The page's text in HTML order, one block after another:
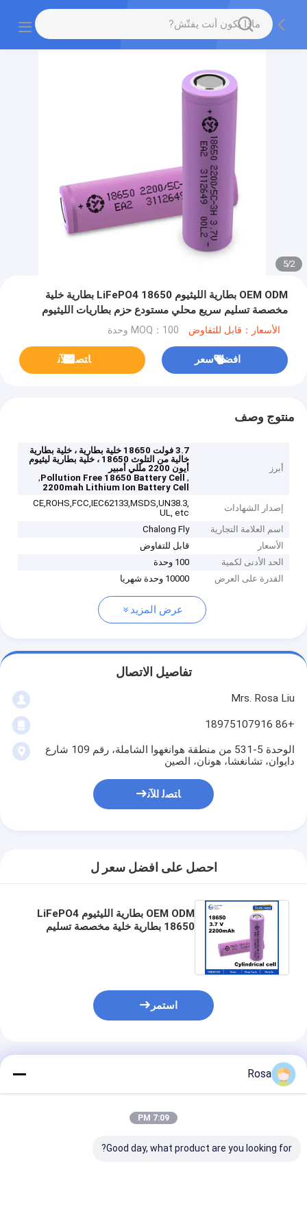
2
/
5
OEM ODM بطارية الليثيوم LiFePO4 18650 بطارية خلية
مخصصة تسليم سريع محلي مستودع حزم بطاريات الليثيوم
الأسعار：قابل للتفاوض MOQ：100 وحدة
افضل سعر ﺎﺘﺼﻟ ﺍﻶﻧ
منتوج وصف
أبرز
3.7 فولت 18650 خلية بطارية ، خلية بطارية
خالية من التلوث 18650 ، خلية بطارية ليثيوم
أيون 2200 مللي أمبير
,
Pollution Free 18650 Battery Cell
,
2200mah Lithium Ion Battery Cell
إصدار الشهادات
CE,ROHS,FCC,IEC62133,MSDS,UN38.3,
UL, etc
اسم العلامة التجارية
Chalong Fly
الأسعار
قابل للتفاوض
الحد الأدنى لكمية
100 وحدة
القدرة على العرض
10000 وحدة شهريا
عرض المزيد
تفاصيل الاتصال
Mrs. Rosa Liu
+86 18975107916
الوحدة 5-531 من منطقة هوانغهوا الشاملة، رقم 109 شارع
دايوان، تشانغشا، هونان، الصين
ﺎﺘﺼﻟ ﺍﻶﻧ
احصل على افضل سعر ل
OEM ODM بطارية الليثيوم LiFePO4
18650 بطارية خلية مخصصة تسليم
استمر
المنتجات الموصى بها
Rosa
7:09 PM
Good day, what product are you looking for?